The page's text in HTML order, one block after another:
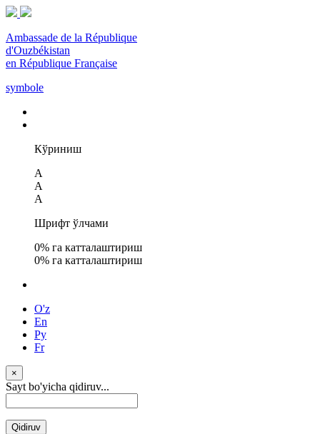
Ambassade de la République
d'Ouzbékistan
en République Française
symbole
Кўриниш
A
A
A
Шрифт ўлчами
0% га катталаштириш
0% га катталаштириш
O'z
En
Ру
Fr
×
Sayt bo'yicha qidiruv...
Qidiruv